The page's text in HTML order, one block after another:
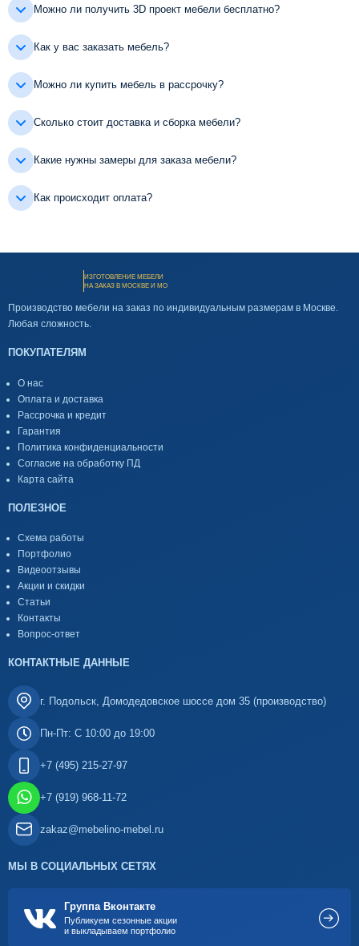
Можно ли получить 3D проект мебели бесплатно?
Как у вас заказать мебель?
Можно ли купить мебель в рассрочку?
Сколько стоит доставка и сборка мебели?
Какие нужны замеры для заказа мебели?
Как происходит оплата?
ИЗГОТОВЛЕНИЕ МЕБЕЛИ
НА ЗАКАЗ В МОСКВЕ И МО
Производство мебели на заказ по индивидуальным размерам в Москве.
Любая сложность.
ПОКУПАТЕЛЯМ
О нас
Оплата и доставка
Рассрочка и кредит
Гарантия
Политика конфиденциальности
Согласие на обработку ПД
Карта сайта
ПОЛЕЗНОЕ
Схема работы
Портфолио
Видеоотзывы
Акции и скидки
Статьи
Контакты
Вопрос-ответ
КОНТАКТНЫЕ ДАННЫЕ
г. Подольск, Домодедовское шоссе дом 35 (производство)
Пн-Пт: С 10:00 до 19:00
+7 (495) 215-27-97
+7 (919) 968-11-72
zakaz@mebelino-mebel.ru
МЫ В СОЦИАЛЬНЫХ СЕТЯХ
Группа Вконтакте
Публикуем сезонные акции
и выкладываем портфолио